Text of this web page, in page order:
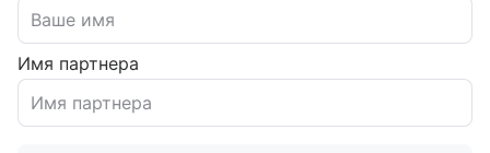
Имя партнера